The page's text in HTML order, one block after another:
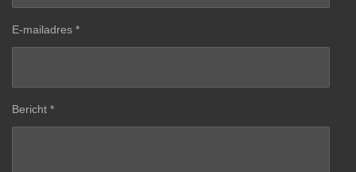
E-mailadres *
Bericht *